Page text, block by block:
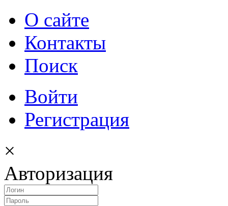
О сайте
Контакты
Поиск
Войти
Регистрация
×
Авторизация